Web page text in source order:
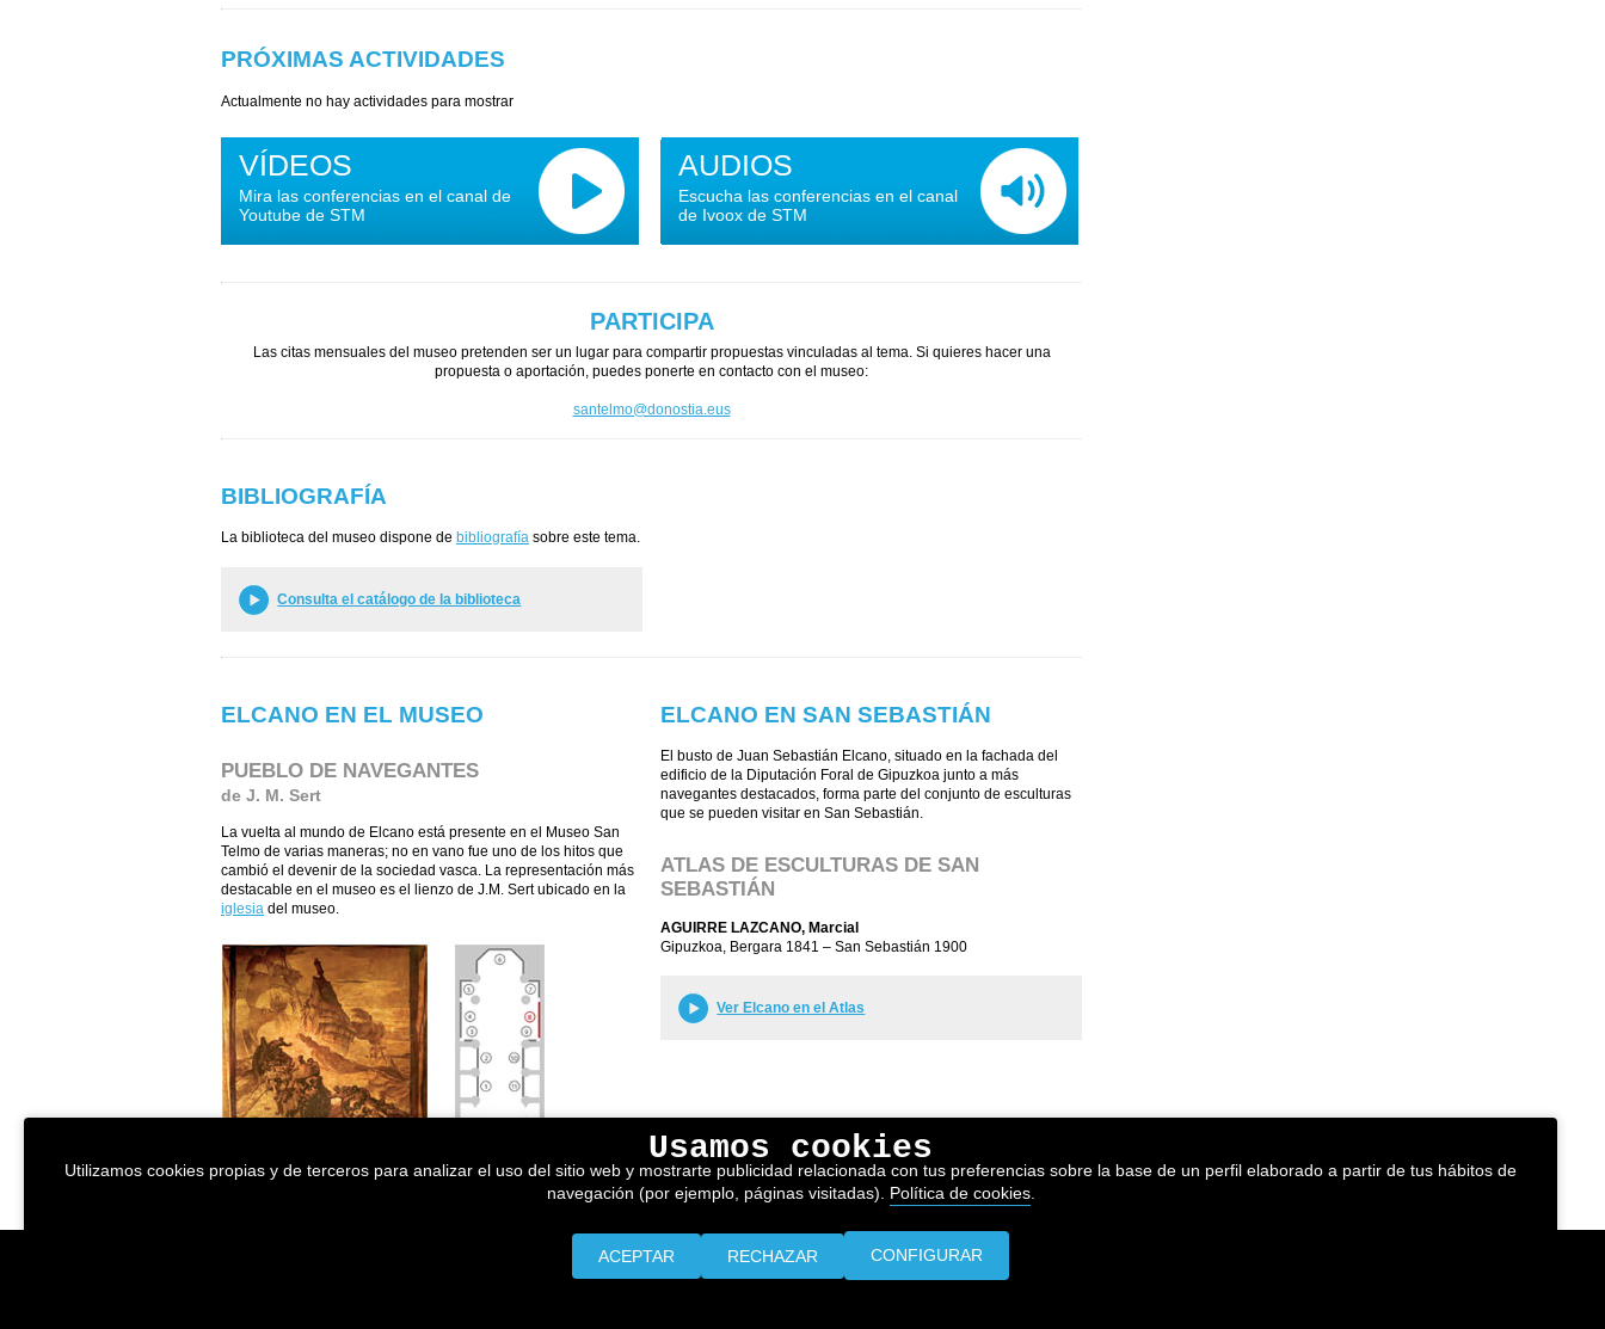
PRÓXIMAS ACTIVIDADES
Actualmente no hay actividades para mostrar
VÍDEOS
Mira las conferencias en el canal de
Youtube de STM
AUDIOS
Escucha las conferencias en el canal
de Ivoox de STM
PARTICIPA
Las citas mensuales del museo pretenden ser un lugar para compartir propuestas vinculadas al tema. Si quieres hacer una
propuesta o aportación, puedes ponerte en contacto con el museo:
santelmo@donostia.eus
BIBLIOGRAFÍA
La biblioteca del museo dispone de bibliografía sobre este tema.
Consulta el catálogo de la biblioteca
ELCANO EN EL MUSEO
PUEBLO DE NAVEGANTES
de J. M. Sert
La vuelta al mundo de Elcano está presente en el Museo San
Telmo de varias maneras; no en vano fue uno de los hitos que
cambió el devenir de la sociedad vasca. La representación más
destacable en el museo es el lienzo de J.M. Sert ubicado en la
iglesia del museo.
ELCANO EN SAN SEBASTIÁN
El busto de Juan Sebastián Elcano, situado en la fachada del
edificio de la Diputación Foral de Gipuzkoa junto a más
navegantes destacados, forma parte del conjunto de esculturas
que se pueden visitar en San Sebastián.
ATLAS DE ESCULTURAS DE SAN
SEBASTIÁN
AGUIRRE LAZCANO, Marcial
Gipuzkoa, Bergara 1841 – San Sebastián 1900
Ver Elcano en el Atlas
Prensa Información legal
Usamos cookies
Utilizamos cookies propias y de terceros para analizar el uso del sitio web y mostrarte publicidad relacionada con tus preferencias sobre la base de un perfil elaborado a partir de tus hábitos de
navegación (por ejemplo, páginas visitadas). Política de cookies.
CONFIGURAR
RECHAZAR
ACEPTAR